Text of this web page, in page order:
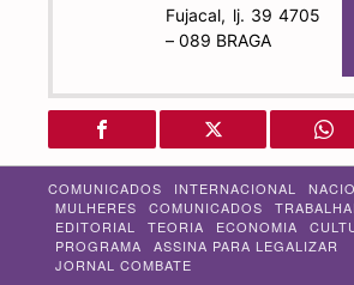
Fujacal, lj. 39 4705
– 089 BRAGA
COMUNICADOS INTERNACIONAL
MULHERES
COMUNICADOS
EDITORIAL
TEORIA ECONOMIA
PROGRAMA
ASSINA PARA LEGALIZAR
JORNAL COMBATE